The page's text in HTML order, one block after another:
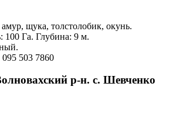
щука, толстолобик, окунь.
100 Га. Глубина: 9 м.
503 7860
р-н. с. Шевченко